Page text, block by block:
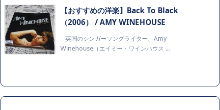
【おすすめの洋楽】Back To Black
（2006） / AMY WINEHOUSE
英国のシンガーソングライター、Amy
Winehouse（エイミー・ワインハウス ...